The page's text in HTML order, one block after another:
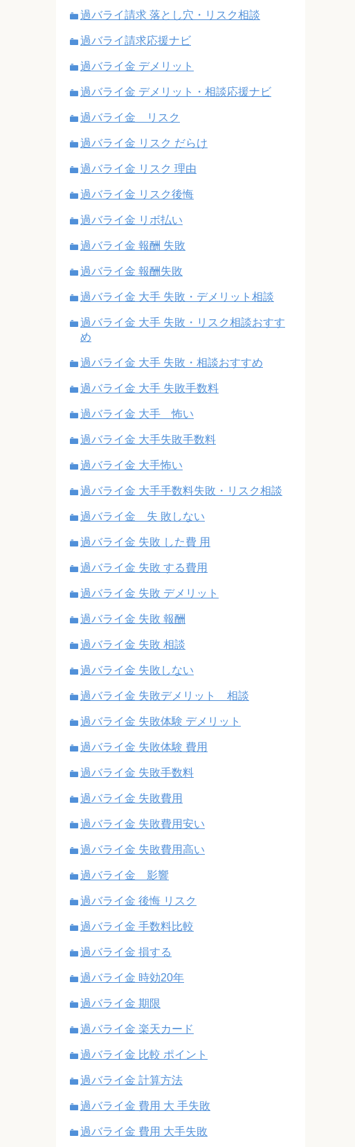
過バライ請求 落とし穴・リスク相談
過バライ請求応援ナビ
過バライ金 デメリット
過バライ金 デメリット・相談応援ナビ
過バライ金 リスク
過バライ金 リスク だらけ
過バライ金 リスク 理由
過バライ金 リスク後悔
過バライ金 リボ払い
過バライ金 報酬 失敗
過バライ金 報酬失敗
過バライ金 大手 失敗・デメリット相談
過バライ金 大手 失敗・リスク相談おすす
め
過バライ金 大手 失敗・相談おすすめ
過バライ金 大手 失敗手数料
過バライ金 大手 怖い
過バライ金 大手失敗手数料
過バライ金 大手怖い
過バライ金 大手手数料失敗・リスク相談
過バライ金 失 敗しない
過バライ金 失敗 した費 用
過バライ金 失敗 する費用
過バライ金 失敗 デメリット
過バライ金 失敗 報酬
過バライ金 失敗 相談
過バライ金 失敗しない
過バライ金 失敗デメリット 相談
過バライ金 失敗体験 デメリット
過バライ金 失敗体験 費用
過バライ金 失敗手数料
過バライ金 失敗費用
過バライ金 失敗費用安い
過バライ金 失敗費用高い
過バライ金 影響
過バライ金 後悔 リスク
過バライ金 手数料比較
過バライ金 損する
過バライ金 時効20年
過バライ金 期限
過バライ金 楽天カード
過バライ金 比較 ポイント
過バライ金 計算方法
過バライ金 費用 大 手失敗
過バライ金 費用 大手失敗